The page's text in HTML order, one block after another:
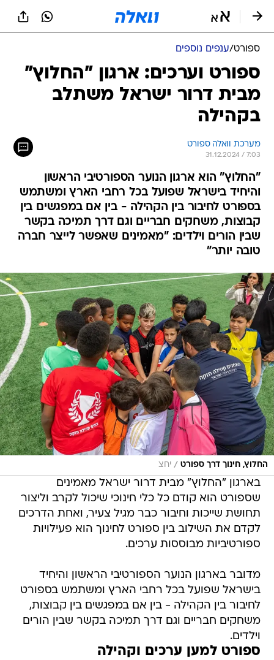
ספורט/ענפים נוספים
ספורט וערכים: ארגון "החלוץ"
מבית דרור ישראל משתלב
בקהילה
מערכת וואלה ספורט
31.12.2024 / 7:03
"החלוץ" הוא ארגון הנוער הספורטיבי הראשון
והיחיד בישראל שפועל בכל רחבי הארץ ומשתמש
בספורט לחיבור בין הקהילה - בין אם במפגשים בין
קבוצות, משחקים חבריים וגם דרך תמיכה בקשר
שבין הורים וילדים: "מאמינים שאפשר לייצר חברה
טובה יותר"
החלוץ, חינוך דרך ספורט / יחצ
בארגון "החלוץ" מבית דרור ישראל מאמינים
שספורט הוא קודם כל כלי חינוכי שיכול לקרב וליצור
תחושת שייכות וחיבור כבר מגיל צעיר, ואחת הדרכים
לקדם את השילוב בין ספורט לחינוך הוא פעילויות
ספורטיביות מבוססות ערכים.
מדובר בארגון הנוער הספורטיבי הראשון והיחיד
בישראל שפועל בכל רחבי הארץ ומשתמש בספורט
לחיבור בין הקהילה - בין אם במפגשים בין קבוצות,
משחקים חבריים וגם דרך תמיכה בקשר שבין הורים
וילדים.
ספורט למען ערכים וקהילה